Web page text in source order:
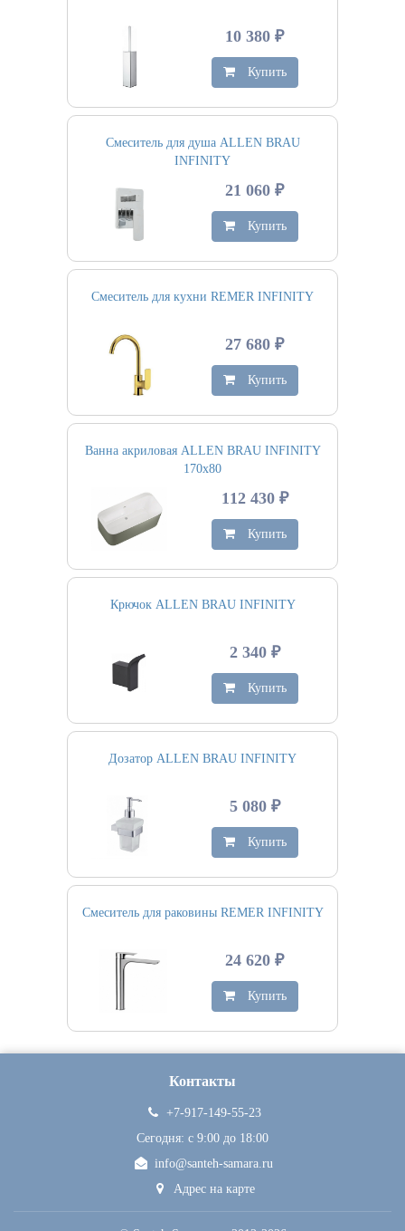
10 380 ₽
Купить
Смеситель для душа ALLEN BRAU
INFINITY
21 060 ₽
Купить
Смеситель для кухни REMER INFINITY
27 680 ₽
Купить
Ванна акриловая ALLEN BRAU INFINITY
170х80
112 430 ₽
Купить
Крючок ALLEN BRAU INFINITY
2 340 ₽
Купить
Дозатор ALLEN BRAU INFINITY
5 080 ₽
Купить
Смеситель для раковины REMER INFINITY
24 620 ₽
Купить
Контакты
+7-917-149-55-23
Сегодня: c 9:00 до 18:00
info@santeh-samara.ru
Адрес на карте